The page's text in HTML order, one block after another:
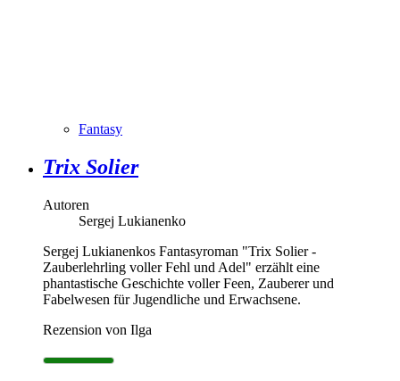
Fantasy
Trix Solier
Autoren
Sergej Lukianenko
Sergej Lukianenkos Fantasyroman "Trix Solier -
Zauberlehrling voller Fehl und Adel" erzählt eine
phantastische Geschichte voller Feen, Zauberer und
Fabelwesen für Jugendliche und Erwachsene.
Rezension von Ilga